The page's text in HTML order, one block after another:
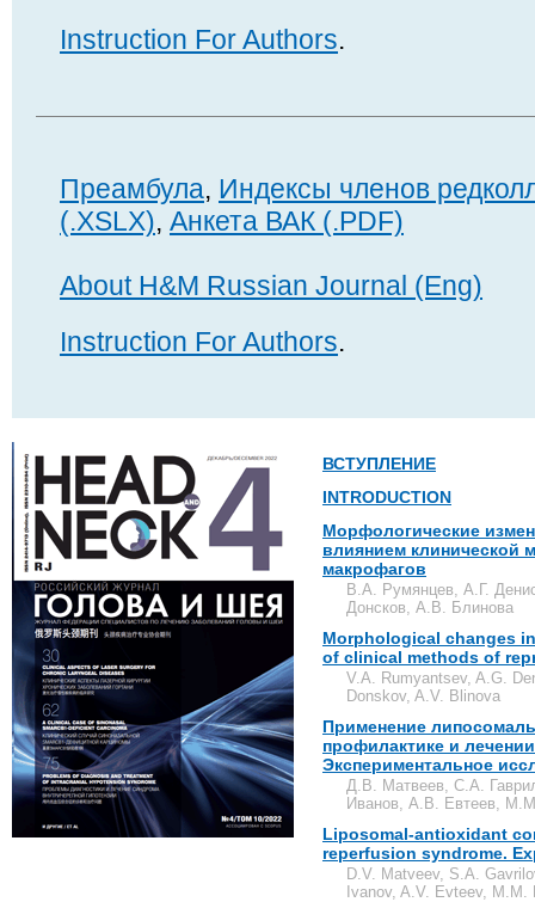
Instruction For Authors.
Преамбула, Индексы членов
(.XSLX), Анкета ВАК (.PDF)
About H&M Russian Journal (Eng)
Instruction For Authors.
ВСТУПЛЕНИЕ
INTRODUCTION
Морфологические
влиянием клинической
макрофагов
В.А. Румянцев, А.Г.
Донсков, А.В. Блинова
Morphological changes
of clinical methods of
V.A. Rumyantsev, A.G.
Donskov, A.V. Blinova
Применение
профилактике и
Экспериментальное
Д.В. Матвеев, С.А.
Иванов, А.В. Евтеев,
Liposomal-antioxidant
reperfusion syndrome.
D.V. Matveev, S.A.
Ivanov, A.V. Evteev,